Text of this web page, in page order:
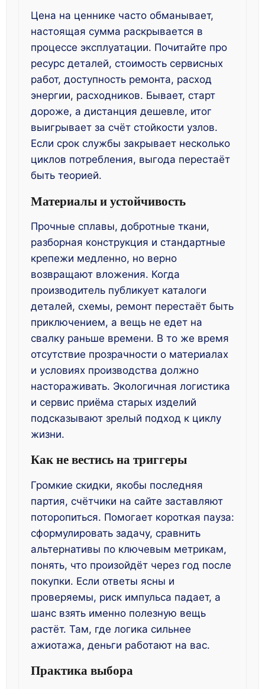
Цена на ценнике часто обманывает,
настоящая сумма раскрывается в
процессе эксплуатации. Почитайте про
ресурс деталей, стоимость сервисных
работ, доступность ремонта, расход
энергии, расходников. Бывает, старт
дороже, а дистанция дешевле, итог
выигрывает за счёт стойкости узлов.
Если срок службы закрывает несколько
циклов потребления, выгода перестаёт
быть теорией.
Материалы и устойчивость
Прочные сплавы, добротные ткани,
разборная конструкция и стандартные
крепежи медленно, но верно
возвращают вложения. Когда
производитель публикует каталоги
деталей, схемы, ремонт перестаёт быть
приключением, а вещь не едет на
свалку раньше времени. В то же время
отсутствие прозрачности о материалах
и условиях производства должно
настораживать. Экологичная логистика
и сервис приёма старых изделий
подсказывают зрелый подход к циклу
жизни.
Как не вестись на триггеры
Громкие скидки, якобы последняя
партия, счётчики на сайте заставляют
поторопиться. Помогает короткая пауза:
сформулировать задачу, сравнить
альтернативы по ключевым метрикам,
понять, что произойдёт через год после
покупки. Если ответы ясны и
проверяемы, риск импульса падает, а
шанс взять именно полезную вещь
растёт. Там, где логика сильнее
ажиотажа, деньги работают на вас.
Практика выбора